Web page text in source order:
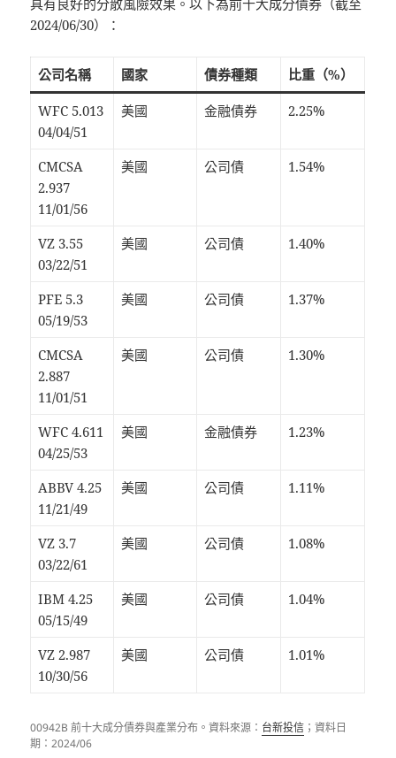
2024/06/30）：
公司名稱 國家 債券種類 比重（%）
WFC 5.013
04/04/51
美國 金融債券 2.25%
CMCSA
2.937
11/01/56
美國 公司債 1.54%
VZ 3.55
03/22/51
美國 公司債 1.40%
PFE 5.3
05/19/53
美國 公司債 1.37%
CMCSA
2.887
11/01/51
美國 公司債 1.30%
WFC 4.611
04/25/53
美國 金融債券 1.23%
ABBV 4.25
11/21/49
美國 公司債 1.11%
VZ 3.7
03/22/61
美國 公司債 1.08%
IBM 4.25
05/15/49
美國 公司債 1.04%
VZ 2.987
10/30/56
美國 公司債 1.01%
00942B 前十大成分債券與產業分布。資料來源： 台新投信 ；資料日
期：2024/06